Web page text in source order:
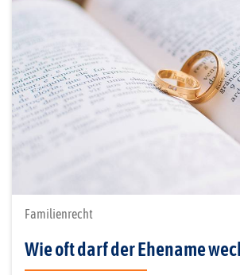
Familienrecht
Wie oft darf der Ehename